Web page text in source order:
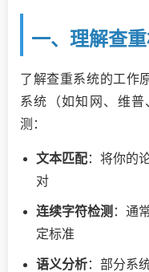
一、理解查重
了解查重系统的工作
系统（如知网、维
测：
文本匹配：将你的
对
连续字符检测 ：通
定标准
语义分析：部分系